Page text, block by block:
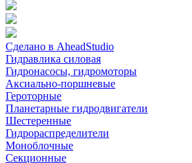
Сделано в AheadStudio
Гидравлика силовая
Гидронасосы, гидромоторы
Аксиально-поршневые
Героторные
Планетарные гидродвигатели
Шестеренные
Гидрораспределители
Моноблочные
Секционные